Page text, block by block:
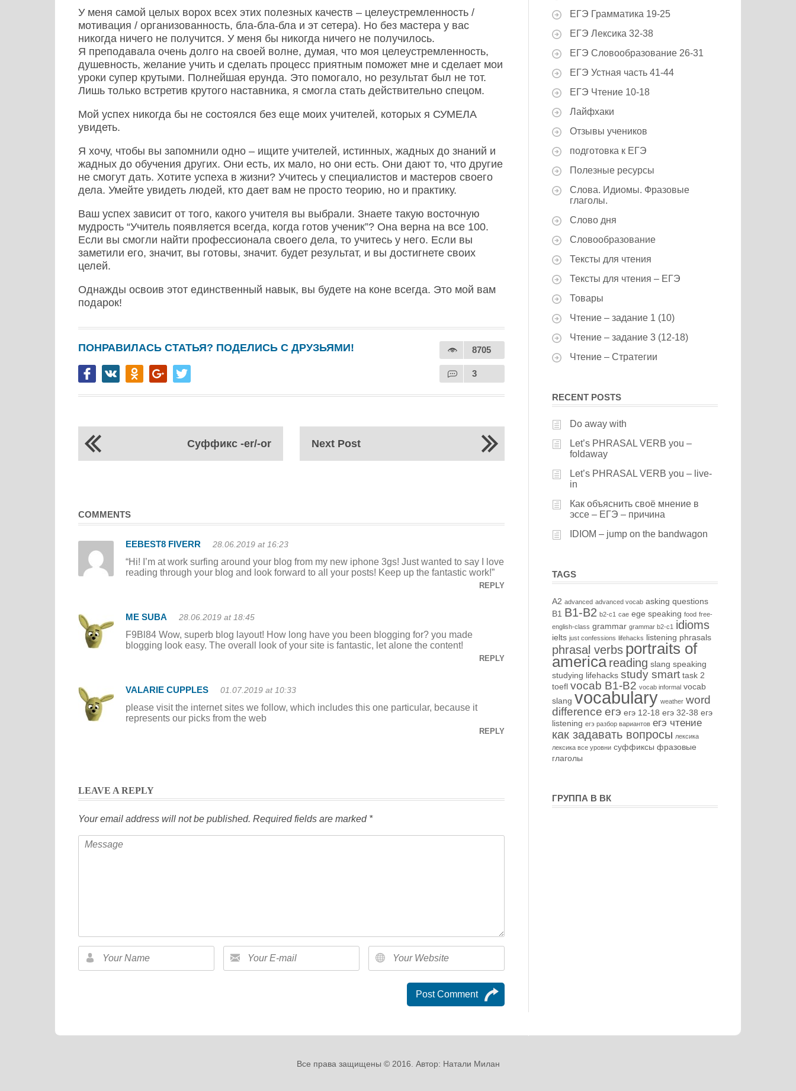
У меня самой целых ворох всех этих полезных качеств – целеустремленность /
мотивация / организованность, бла-бла-бла и эт сетера). Но без мастера у вас
никогда ничего не получится. У меня бы никогда ничего не получилось.
Я преподавала очень долго на своей волне, думая, что моя целеустремленность,
душевность, желание учить и сделать процесс приятным поможет мне и сделает мои
уроки супер крутыми. Полнейшая ерунда. Это помогало, но результат был не тот.
Лишь только встретив крутого наставника, я смогла стать действительно спецом.
Мой успех никогда бы не состоялся без еще моих учителей, которых я СУМЕЛА
увидеть.
Я хочу, чтобы вы запомнили одно – ищите учителей, истинных, жадных до знаний и
жадных до обучения других. Они есть, их мало, но они есть. Они дают то, что другие
не смогут дать. Хотите успеха в жизни? Учитесь у специалистов и мастеров своего
дела. Умейте увидеть людей, кто дает вам не просто теорию, но и практику.
Ваш успех зависит от того, какого учителя вы выбрали. Знаете такую восточную
мудрость “Учитель появляется всегда, когда готов ученик”? Она верна на все 100.
Если вы смогли найти профессионала своего дела, то учитесь у него. Если вы
заметили его, значит, вы готовы, значит. будет результат, и вы достигнете своих
целей.
Однажды освоив этот единственный навык, вы будете на коне всегда. Это мой вам
подарок!
ПОНРАВИЛАСЬ СТАТЬЯ? ПОДЕЛИСЬ С ДРУЗЬЯМИ! 8705
3
Next Post
Суффикс -er/-or
COMMENTS
EEBEST8 FIVERR 28.06.2019 at 16:23
“Hi! I’m at work surfing around your blog from my new iphone 3gs! Just wanted to say I love
reading through your blog and look forward to all your posts! Keep up the fantastic work!”
REPLY
ME SUBA 28.06.2019 at 18:45
F9Bl84 Wow, superb blog layout! How long have you been blogging for? you made
blogging look easy. The overall look of your site is fantastic, let alone the content!
REPLY
VALARIE CUPPLES 01.07.2019 at 10:33
please visit the internet sites we follow, which includes this one particular, because it
represents our picks from the web
REPLY
LEAVE A REPLY
Your email address will not be published. Required fields are marked *
ЕГЭ Грамматика 19-25
ЕГЭ Лексика 32-38
ЕГЭ Словообразование 26-31
ЕГЭ Устная часть 41-44
ЕГЭ Чтение 10-18
Лайфхаки
Отзывы учеников
подготовка к ЕГЭ
Полезные ресурсы
Слова. Идиомы. Фразовые
глаголы.
Слово дня
Словообразование
Тексты для чтения
Тексты для чтения – ЕГЭ
Товары
Чтение – задание 1 (10)
Чтение – задание 3 (12-18)
Чтение – Стратегии
RECENT POSTS
Do away with
Let’s PHRASAL VERB you –
foldaway
Let’s PHRASAL VERB you – live-
in
Как объяснить своё мнение в
эссе – ЕГЭ – причина
IDIOM – jump on the bandwagon
TAGS
A2 advanced advanced vocab asking questions
B1 B1-B2 b2-c1 cae ege speaking food free-
english-class grammar grammar b2-c1 idioms
ielts just confessions lifehacks listening phrasals
phrasal verbs portraits of
america reading slang speaking
studying lifehacks study smart task 2
toefl vocab B1-B2 vocab informal vocab
slang vocabulary weather word
difference егэ егэ 12-18 егэ 32-38 егэ
listening егэ разбор вариантов егэ чтение
как задавать вопросы лексика
лексика все уровни суффиксы фразовые
глаголы
ГРУППА В ВК
Все права защищены © 2016. Автор: Натали Милан